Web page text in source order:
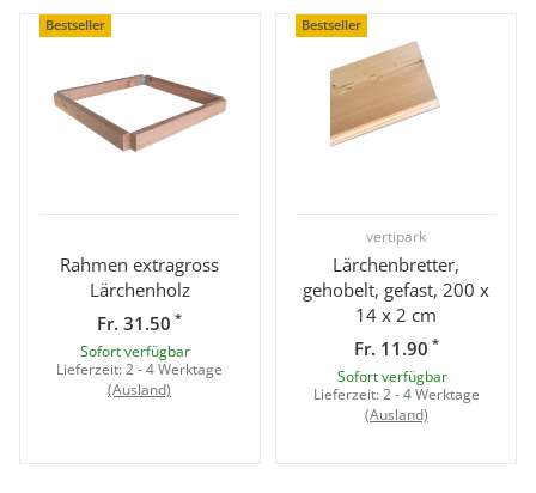
Bestseller
Rahmen extragross
Lärchenholz
Fr. 31.50 *
Sofort verfügbar
Lieferzeit:2 - 4 Werktage
(Ausland)
Bestseller
vertipark
Lärchenbretter,
gehobelt, gefast, 200 x
14 x 2 cm
Fr. 11.90 *
Sofort verfügbar
Lieferzeit: 2 - 4 Werktage
(Ausland)